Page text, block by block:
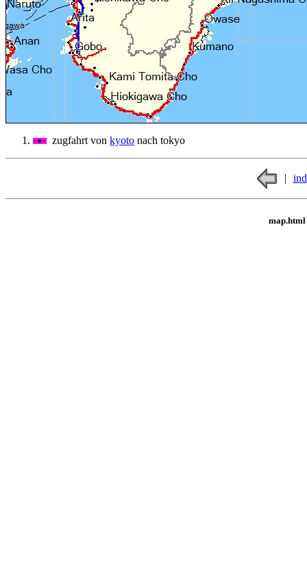
zugfahrt von kyoto nach tokyo
|